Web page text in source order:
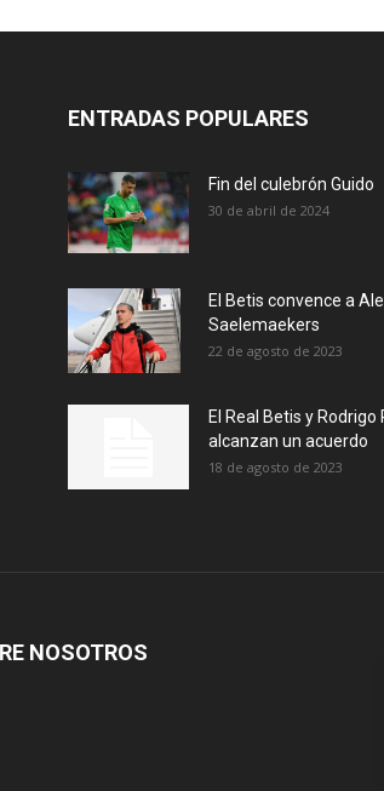
ENTRADAS POPULARES
Fin del culebrón Guido
30 de abril de 2024
El Betis convence a
Saelemaekers
22 de agosto de 2023
El Real Betis y Rodrigo
alcanzan un acuerdo
18 de agosto de 2023
NOSOTROS